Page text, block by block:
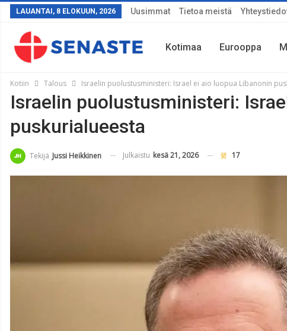
LAUANTAI, 8 ELOKUUN, 2026 Uusimmat Tietoa meistä
Kotimaa Eurooppa
Sää
Kotiin Talous Israelin puolustusministeri: Israel ei aio luopua Libanonin
Israelin puolustusministeri:
puskurialueesta
Tekijä Jussi Heikkinen Julkaistu kesä 21, 2026 17